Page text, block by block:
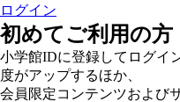
ログイン
初めてご利用の方
小学館IDに登録してログイ
度がアップするほか、
会員限定コンテンツおよび